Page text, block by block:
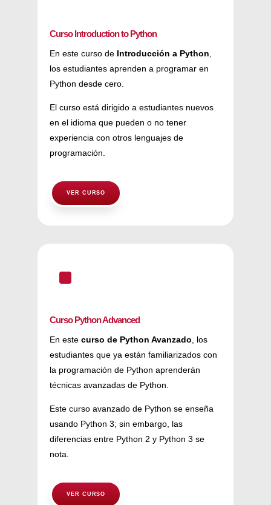
Curso Introduction to Python
En este curso de Introducción a Python
los estudiantes aprenden a programar en
Python desde cero.
El curso está dirigido a estudiantes nuevos
en el idioma que pueden o no tener
experiencia con otros lenguajes de
programación.
VER CURSO
^
Curso Python Advanced
En estecurso de Python Avanzado , los
estudiantes que ya están familiarizados con
la programación de Python aprenderán
técnicas avanzadas de Python.
Este curso avanzado de Python se enseña
usando Python 3; sin embargo, las
diferencias entre Python 2 y Python 3 se
nota.
VER CURSO